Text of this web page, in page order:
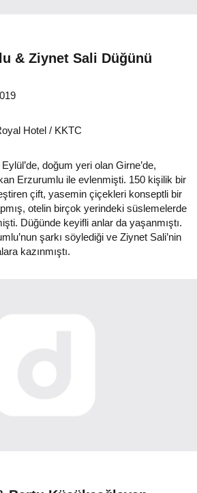
& Ziynet Sali Düğünü
Hotel / KKTC
doğum yeri olan Girne’de,
Erzurumlu ile evlenmişti. 150 kişilik bir
çift, yasemin çiçekleri konseptli bir
otelin birçok yerindeki süslemelerde
Düğünde keyifli anlar da yaşanmıştı.
şarkı söylediği ve Ziynet Sali’nin
kazınmıştı.